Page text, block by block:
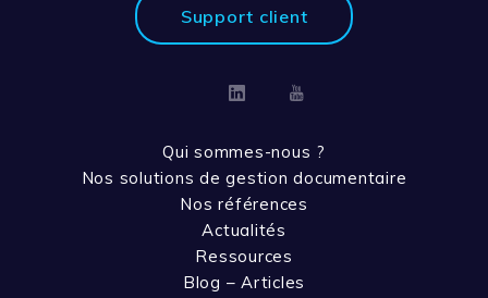
Support client
LinkedinYoutube
Qui sommes-nous ?
Nos solutions de gestion documentaire
Nos références
Actualités
Ressources
Blog – Articles